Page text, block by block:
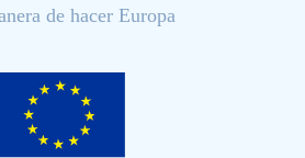
de hacer Europa